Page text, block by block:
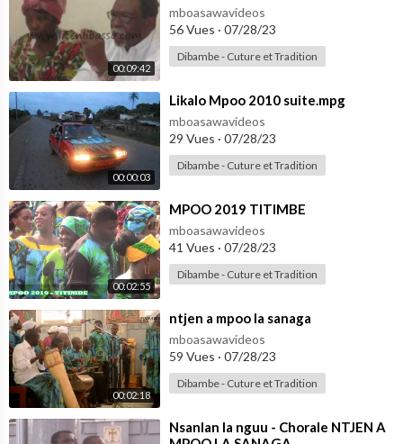
00:09:42
mboasawavideos
56 Vues · 07/28/23
Dibambe - Cuture et Tradition
00:00:03
⁣Likalo Mpoo 2010 suite.mpg
mboasawavideos
29 Vues · 07/28/23
Dibambe - Cuture et Tradition
00:02:55
⁣MPOO 2019 TITIMBE
mboasawavideos
41 Vues · 07/28/23
Dibambe - Cuture et Tradition
00:02:18
⁣ntjen a mpoo la sanaga
mboasawavideos
59 Vues · 07/28/23
Dibambe - Cuture et Tradition
⁣Nsanlan la nguu - Chorale NTJEN A